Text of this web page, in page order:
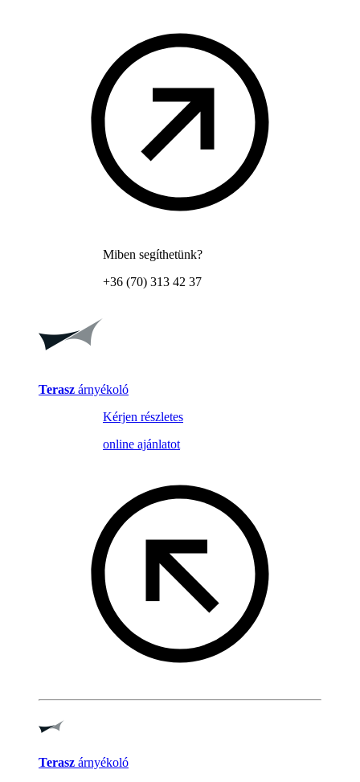
Miben segíthetünk?
+36 (70) 313 42 37
Terasz árnyékoló
Kérjen részletes
online ajánlatot
Terasz árnyékoló